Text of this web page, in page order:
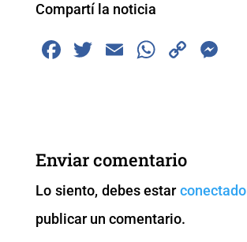
Compartí la noticia
F
b
o
o
k
T
E
W
A
p
p
C
k
er
Enviar comentario
Lo siento, debes estarconectado
publicar un comentario.